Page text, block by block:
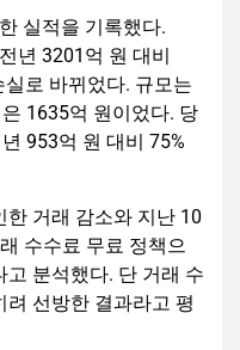
실적을 기록했다.
년 3201억 원 대비
로 바뀌었다. 규모는
1635억 원이었다. 당
953억 원 대비 75%
거래 감소와 지난 10
수수료 무료 정책으
분석했다. 단 거래 수
선방한 결과라고 평